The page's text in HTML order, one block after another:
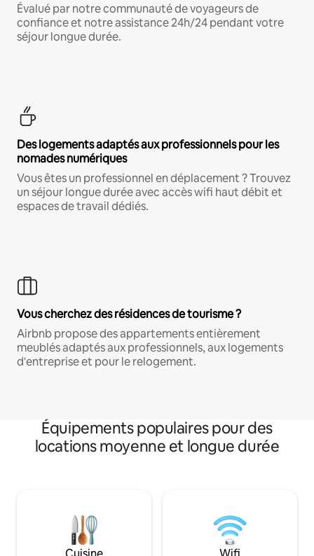
Évalué par notre communauté de voyageurs de
confiance et notre assistance 24h/24 pendant votre
séjour longue durée.
Des logements adaptés aux professionnels pour les
nomades numériques
Vous êtes un professionnel en déplacement ? Trouvez
un séjour longue durée avec accès wifi haut débit et
espaces de travail dédiés.
Vous cherchez des résidences de tourisme ?
Airbnb propose des appartements entièrement
meublés adaptés aux professionnels, aux logements
d'entreprise et pour le relogement.
Équipements populaires pour des
locations moyenne et longue durée